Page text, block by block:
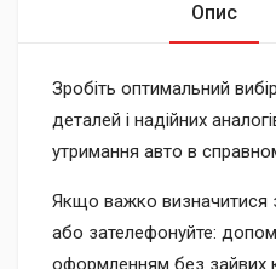
Опис
Зробіть оптимальний
деталей і надійних
утримання авто в
Якщо важко визначитися
або зателефонуйте:
оформленням без зайвих